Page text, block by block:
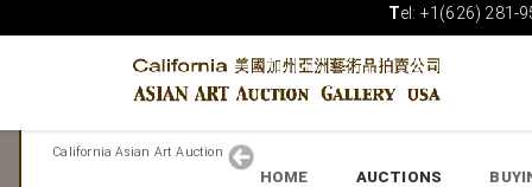
HOME AUCTIONS
Tel: +1(626) 281-
California Asian Art Auction